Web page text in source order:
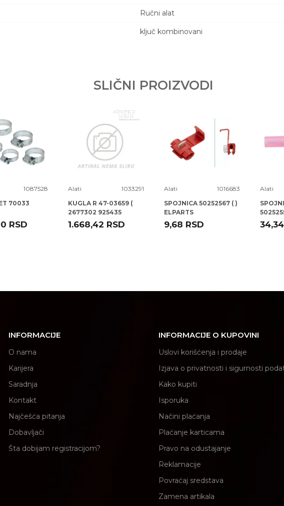
Ručni alat
ključ kombinovani
SLIČNI PROIZVODI
1087528
70033
RSD
Alati
1033291
KUGLA R 47-03659 (
2677302 925435
CD0013 ) A3 -12
TALOSA
1.668,42 RSD
Alati
1016683
SPOJNICA 50252567 ( )
ELPARTS
9,68 RSD
Alati
34,34
INFORMACIJE
O nama
Karijera
Saradnja
Kontakt
Najčešća pitanja
Dobavljači
Šta dobijam registracijom?
INFORMACIJE O KUPOVINI
Uslovi korišćenja i prodaje
Izjava o privatnosti i sigurnosti
Kako kupiti
Isporuka
Načini plaćanja
Plaćanje karticama
Pravo na odustajanje
Reklamacije
Povraćaj sredstava
Zamena artikala